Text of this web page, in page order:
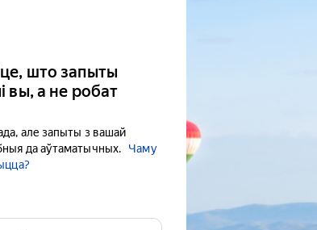
што запыты
вы, а не робат
але запыты з вашай
да аўтаматычных.
Чаму